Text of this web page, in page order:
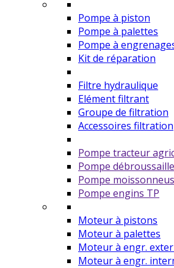
Pompe à piston
Pompe à palettes
Pompe à
Kit de réparation
Filtre hydraulique
Elément filtrant
Groupe de filtration
Accessoires filtration
Pompe tracteur
Pompe
Pompe
Pompe engins TP
Moteur à pistons
Moteur à palettes
Moteur à engr.
Moteur à engr.